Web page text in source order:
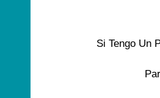
Si Tengo Un